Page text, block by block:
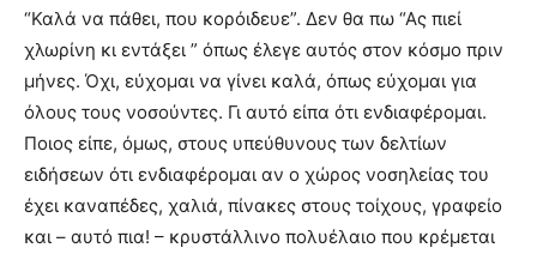
“Καλά να πάθει, που κορόιδευε”. Δεν θα πω “Ας πιεί
χλωρίνη κι εντάξει ” όπως έλεγε αυτός στον κόσμο πριν
μήνες. Όχι, εύχομαι να γίνει καλά, όπως εύχομαι για
όλους τους νοσούντες. Γι αυτό είπα ότι ενδιαφέρομαι.
Ποιος είπε, όμως, στους υπεύθυνους των δελτίων
ειδήσεων ότι ενδιαφέρομαι αν ο χώρος νοσηλείας του
έχει καναπέδες, χαλιά, πίνακες στους τοίχους, γραφείο
και – αυτό πια! – κρυστάλλινο πολυέλαιο που κρέμεται